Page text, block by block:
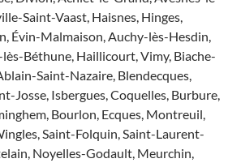
Saint-Vaast, Haisnes, Hinges,
Évin-Malmaison, Auchy-lès-Hesdin,
Béthune, Haillicourt, Vimy, Biache-
Saint-Nazaire, Blendecques,
Josse, Isbergues, Coquelles, Burbure,
Bourlon, Ecques, Montreuil,
Saint-Folquin, Saint-Laurent-
Noyelles-Godault, Meurchin,